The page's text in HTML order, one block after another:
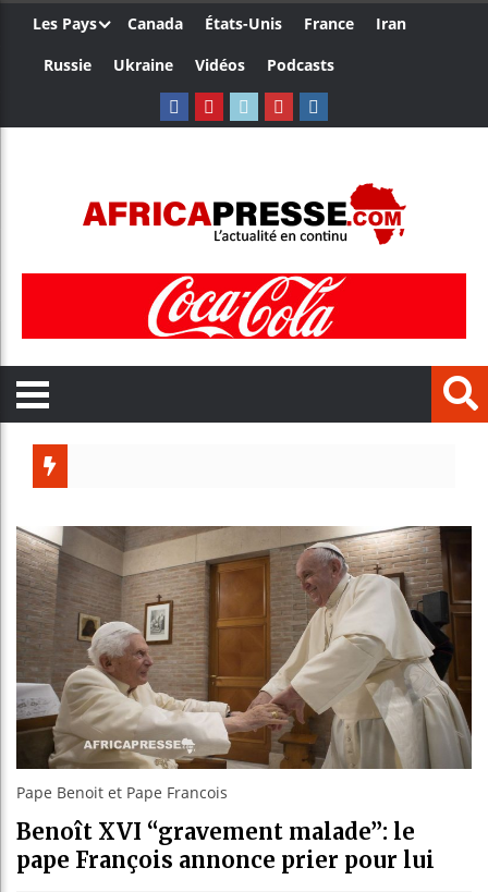
Les Pays Canada États-Unis France
Iran
Russie
Ukraine Vidéos Podcasts
Guinée :
Réforme
Bénin :
Pape Benoit et Pape Francois
Benoît XVI “gravement malade”: le
pape François annonce prier pour lui